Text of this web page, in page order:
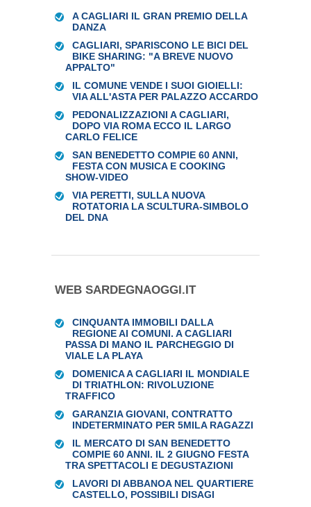
A CAGLIARI IL GRAN PREMIO DELLA
DANZA
CAGLIARI, SPARISCONO LE BICI DEL
BIKE SHARING: "A BREVE NUOVO
APPALTO"
IL COMUNE VENDE I SUOI GIOIELLI:
VIA ALL'ASTA PER PALAZZO ACCARDO
PEDONALIZZAZIONI A CAGLIARI,
DOPO VIA ROMA ECCO IL LARGO
CARLO FELICE
SAN BENEDETTO COMPIE 60 ANNI,
FESTA CON MUSICA E COOKING
SHOW-VIDEO
VIA PERETTI, SULLA NUOVA
ROTATORIA LA SCULTURA-SIMBOLO
DEL DNA
WEB SARDEGNAOGGI.IT
CINQUANTA IMMOBILI DALLA
REGIONE AI COMUNI. A CAGLIARI
PASSA DI MANO IL PARCHEGGIO DI
VIALE LA PLAYA
DOMENICA A CAGLIARI IL MONDIALE
DI TRIATHLON: RIVOLUZIONE
TRAFFICO
GARANZIA GIOVANI, CONTRATTO
INDETERMINATO PER 5MILA RAGAZZI
IL MERCATO DI SAN BENEDETTO
COMPIE 60 ANNI. IL 2 GIUGNO FESTA
TRA SPETTACOLI E DEGUSTAZIONI
LAVORI DI ABBANOA NEL QUARTIERE
CASTELLO, POSSIBILI DISAGI